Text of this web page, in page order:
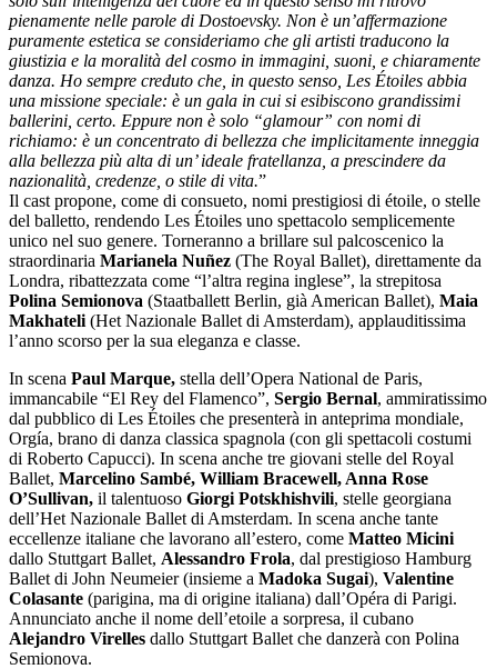
pienamente nelle parole di Dostoevsky. Non è un’affermazione
puramente estetica se consideriamo che gli artisti traducono la
giustizia e la moralità del cosmo in immagini, suoni, e chiaramente
danza. Ho sempre creduto che, in questo senso, Les Étoiles abbia
una missione speciale: è un gala in cui si esibiscono grandissimi
ballerini, certo. Eppure non è solo “glamour” con nomi di
richiamo: è un concentrato di bellezza che implicitamente inneggia
alla bellezza più alta di un’ ideale fratellanza, a prescindere da
nazionalità, credenze, o stile di vita.”
Il cast propone, come di consueto, nomi prestigiosi di étoile, o stelle
del balletto, rendendo Les Étoiles uno spettacolo semplicemente
unico nel suo genere. Torneranno a brillare sul palcoscenico la
straordinaria Marianela Nuñez (The Royal Ballet), direttamente da
Londra, ribattezzata come “l’altra regina inglese”, la strepitosa
Polina Semionova (Staatballett Berlin, già American Ballet), Maia
Makhateli (Het Nazionale Ballet di Amsterdam), applauditissima
l’anno scorso per la sua eleganza e classe.
In scena Paul Marque, stella dell’Opera National de Paris,
immancabile “El Rey del Flamenco”, Sergio Bernal, ammiratissimo
dal pubblico di Les Étoiles che presenterà in anteprima mondiale,
Orgía, brano di danza classica spagnola (con gli spettacoli costumi
di Roberto Capucci). In scena anche tre giovani stelle del Royal
Ballet, Marcelino Sambé, William Bracewell, Anna Rose
O’Sullivan, il talentuoso Giorgi Potskhishvili, stelle georgiana
dell’Het Nazionale Ballet di Amsterdam. In scena anche tante
eccellenze italiane che lavorano all’estero, come Matteo Micini
dallo Stuttgart Ballet, Alessandro Frola, dal prestigioso Hamburg
Ballet di John Neumeier (insieme a Madoka Sugai), Valentine
Colasante (parigina, ma di origine italiana) dall’Opéra di Parigi.
Annunciato anche il nome dell’etoile a sorpresa, il cubano
Alejandro Virelles dallo Stuttgart Ballet che danzerà con Polina
Semionova.